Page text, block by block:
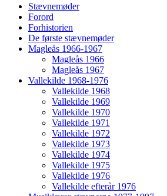
Stævnemøder
Forord
Forhistorien
De første stævnemøder
Magleås 1966-1967
Magleås 1966
Magleås 1967
Vallekilde 1968-1976
Vallekilde 1968
Vallekilde 1969
Vallekilde 1970
Vallekilde 1971
Vallekilde 1972
Vallekilde 1973
Vallekilde 1974
Vallekilde 1975
Vallekilde 1976
Vallekilde efterår 1976